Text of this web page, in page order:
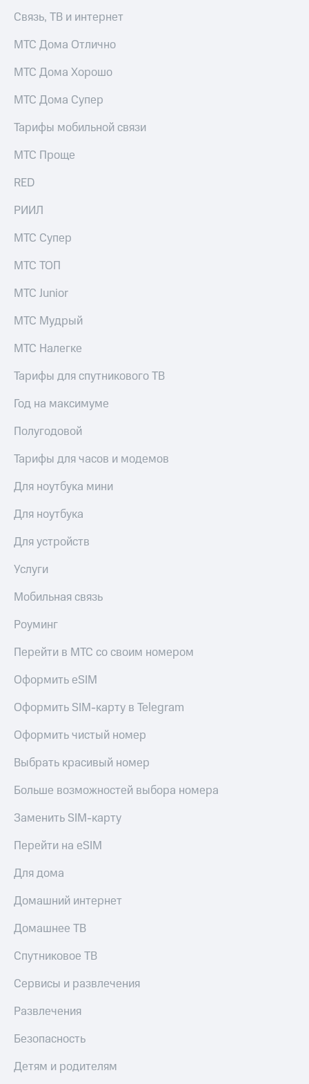
Связь, ТВ и интернет
МТС Дома Отлично
МТС Дома Хорошо
МТС Дома Супер
Тарифы мобильной связи
МТС Проще
RED
РИИЛ
МТС Супер
МТС ТОП
МТС Junior
МТС Мудрый
МТС Налегке
Тарифы для спутникового ТВ
Год на максимуме
Полугодовой
Тарифы для часов и модемов
Для ноутбука мини
Для ноутбука
Для устройств
Услуги
Мобильная связь
Роуминг
Перейти в МТС со своим номером
Оформить eSIM
Оформить SIM-карту в Telegram
Оформить чистый номер
Выбрать красивый номер
Больше возможностей выбора номера
Заменить SIM-карту
Перейти на eSIM
Для дома
Домашний интернет
Домашнее ТВ
Спутниковое ТВ
Сервисы и развлечения
Развлечения
Безопасность
Детям и родителям